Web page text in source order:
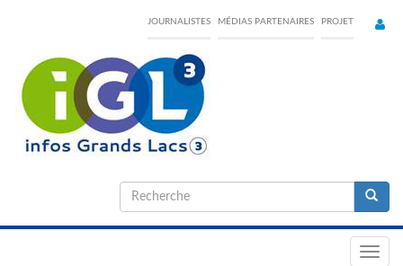
content
JOURNALISTES MÉDIAS PARTENAIRES PROJET
Formulaire
de